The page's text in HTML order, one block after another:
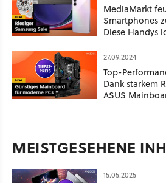
MediaMarkt
Smartphones
Diese Handys
27.09.2024
Top-
Dank starkem
ASUS
MEISTGESEHENE
15.05.2025